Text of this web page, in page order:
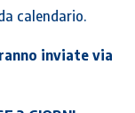
calendario.
inviate via